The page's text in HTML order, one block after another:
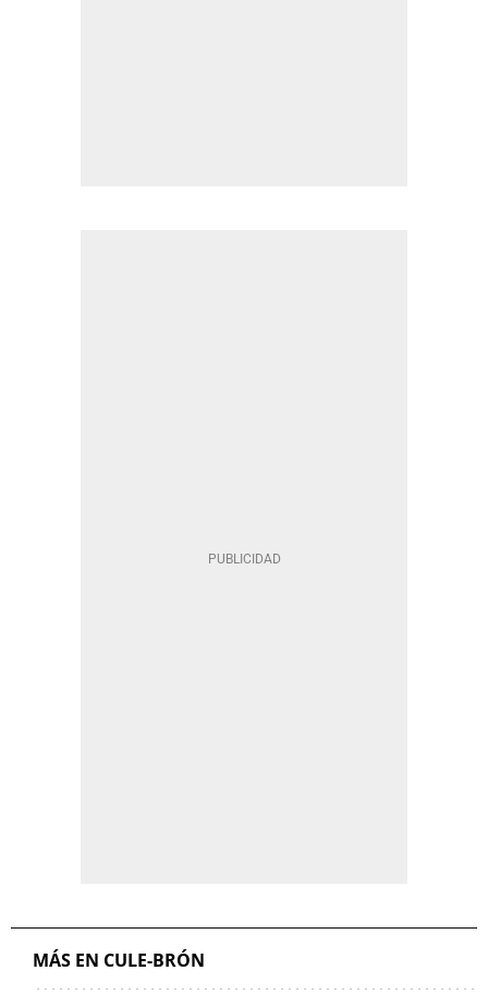
MÁS EN CULE-BRÓN